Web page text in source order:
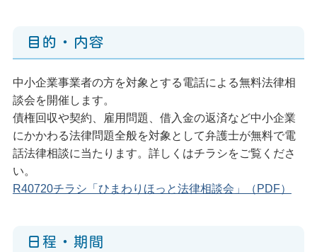
目的・内容
中小企業事業者の方を対象とする電話による無料法律相
談会を開催します。
債権回収や契約、雇用問題、借入金の返済など中小企業
にかかわる法律問題全般を対象として弁護士が無料で電
話法律相談に当たります。詳しくはチラシをご覧くださ
い。
R40720チラシ「ひまわりほっと法律相談会」（PDF）
日程・期間